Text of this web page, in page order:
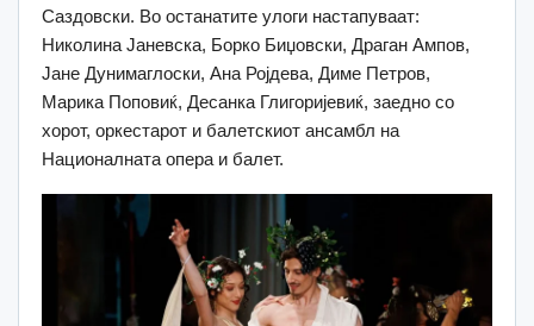
Саздовски. Во останатите улоги настапуваат:
Николина Јаневска, Борко Биџовски, Драган Ампов,
Јане Дунимаглоски, Ана Ројдева, Диме Петров,
Марика Поповиќ, Десанка Глигоријевиќ, заедно со
хорот, оркестарот и балетскиот ансамбл на
Националната опера и балет.